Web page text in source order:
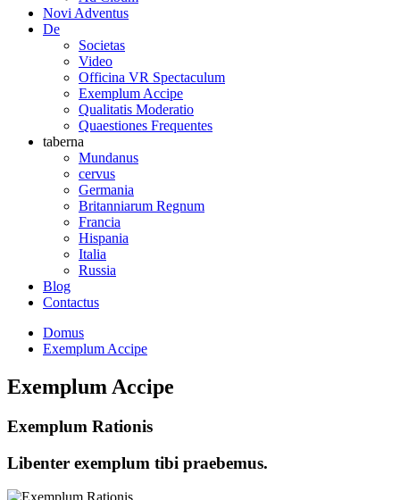
Novi Adventus
De
Societas
Video
Officina VR Spectaculum
Exemplum Accipe
Qualitatis Moderatio
Quaestiones Frequentes
taberna
Mundanus
cervus
Germania
Britanniarum Regnum
Francia
Hispania
Italia
Russia
Blog
Contactus
Domus
Exemplum Accipe
Exemplum Accipe
Exemplum Rationis
Libenter exemplum tibi praebemus.